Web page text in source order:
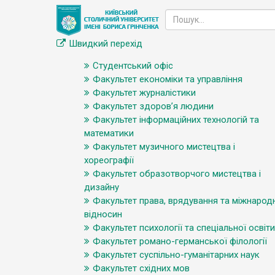
Швидкий перехід
Студентський офіс
Факультет економіки та управління
Факультет журналістики
Факультет здоров’я людини
Факультет інформаційних технологій та
математики
Факультет музичного мистецтва і
хореографії
Факультет образотворчого мистецтва і
дизайну
Факультет права, врядування та
відносин
Факультет психології та спеціальної освіти
Факультет романо-германської філології
Факультет суспільно-гуманітарних наук
Факультет східних мов